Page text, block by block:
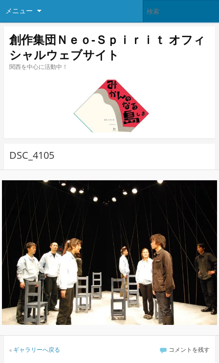
メニュー
創作集団Ｎｅｏ-Ｓｐｉｒｉｔ オフィ
シャルウェブサイト
関西を中心に活動中！
DSC_4105
« ギャラリーへ戻る コメントを残す